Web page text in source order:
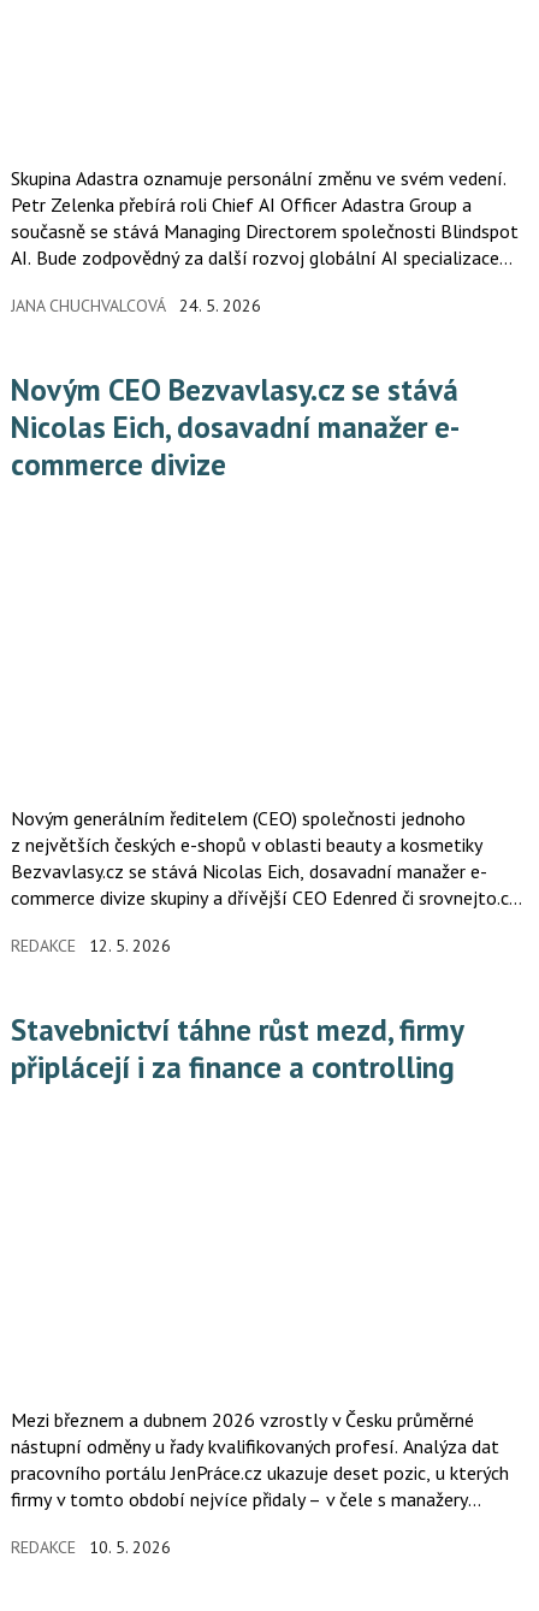
Skupina Adastra oznamuje personální změnu ve svém vedení.
Petr Zelenka přebírá roli Chief AI Officer Adastra Group a
současně se stává Managing Directorem společnosti Blindspot
AI. Bude zodpovědný za další rozvoj globální AI specializace
střídá Ondřeje Vaňka, který společnost vedl více než deset let.
JANA CHUCHVALCOVÁ 24. 5. 2026
Novým CEO Bezvavlasy.cz se stává
Nicolas Eich, dosavadní manažer e-
commerce divize
Novým generálním ředitelem (CEO) společnosti jednoho
z největších českých e-shopů v oblasti beauty a kosmetiky
Bezvavlasy.cz se stává Nicolas Eich, dosavadní manažer e-
commerce divize skupiny a dřívější CEO Edenred či srovnejto.cz.
nástupu rezignoval z vážných osobních důvodů.
REDAKCE 12. 5. 2026
Stavebnictví táhne růst mezd, firmy
připlácejí i za finance a controlling
Mezi březnem a dubnem 2026 vzrostly v Česku průměrné
nástupní odměny u řady kvalifikovaných profesí. Analýza dat
pracovního portálu JenPráce.cz ukazuje deset pozic, u kterých
firmy v tomto období nejvíce přidaly – v čele s manažery
o pětinu, a finančními specialisty či controllingem.
REDAKCE 10. 5. 2026